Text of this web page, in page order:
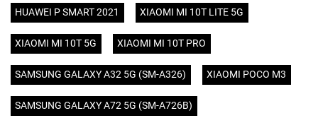
HUAWEI P SMART 2021 XIAOMI MI 10T LITE 5G
XIAOMI MI 10T 5G XIAOMI MI 10T PRO
SAMSUNG GALAXY A32 5G (SM-A326) XIAOMI POCO M3
SAMSUNG GALAXY A72 5G (SM-A726B)